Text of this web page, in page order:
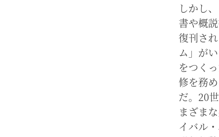
しかし
書や概
復刊さ
ム」が
をつく
修を務
だ。20
まざま
イバル